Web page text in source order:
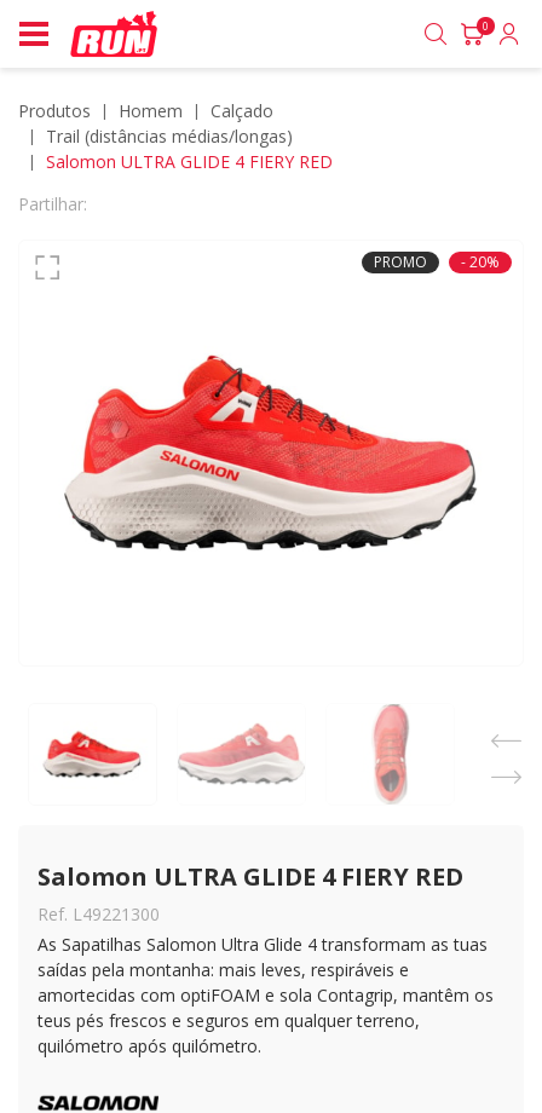
0
Produtos homem
calçado
trail (distâncias médias/longas)
Salomon ULTRA GLIDE 4 FIERY RED
Partilhar:
PROMO - 20%
Salomon ULTRA GLIDE 4 FIERY RED
Ref. L49221300
As Sapatilhas Salomon Ultra Glide 4 transformam as tuas
saídas pela montanha: mais leves, respiráveis e
amortecidas com optiFOAM e sola Contagrip, mantêm os
teus pés frescos e seguros em qualquer terreno,
quilómetro após quilómetro.